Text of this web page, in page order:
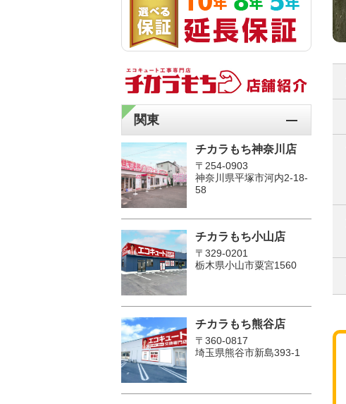
関東
チカラもち神奈川店
〒254-0903
神奈川県平塚市河内2-18-
58
チカラもち小山店
〒329-0201
栃木県小山市粟宮1560
チカラもち熊谷店
〒360-0817
埼玉県熊谷市新島393-1